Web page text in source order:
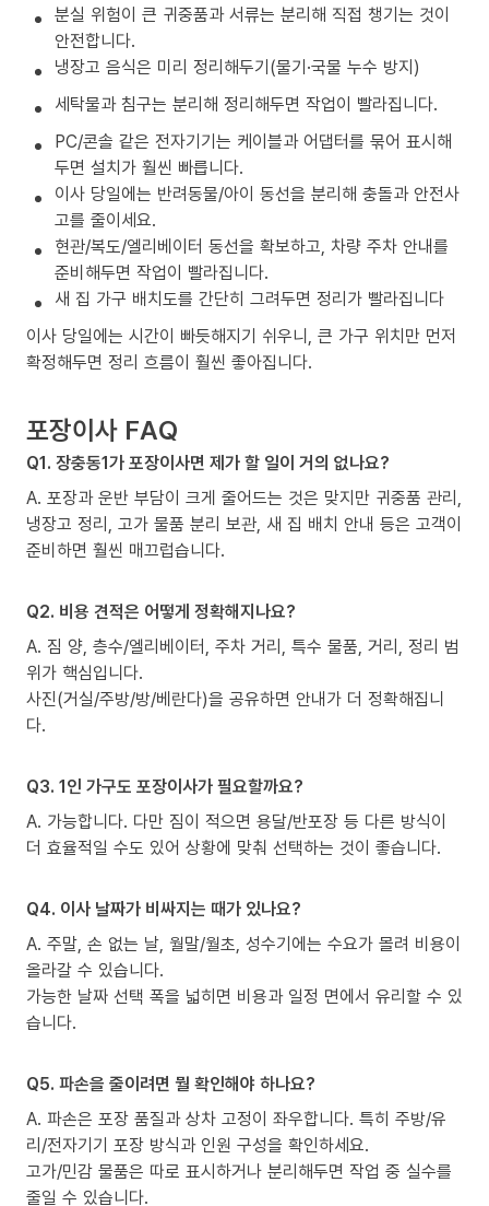
분실 위험이 큰 귀중품과 서류는 분리해 직접 챙기는 것이
안전합니다.
냉장고 음식은 미리 정리해두기(물기·국물 누수 방지)
세탁물과 침구는 분리해 정리해두면 작업이 빨라집니다.
PC/콘솔 같은 전자기기는 케이블과 어댑터를 묶어 표시해
두면 설치가 훨씬 빠릅니다.
이사 당일에는 반려동물/아이 동선을 분리해 충돌과 안전사
고를 줄이세요.
현관/복도/엘리베이터 동선을 확보하고, 차량 주차 안내를
준비해두면 작업이 빨라집니다.
새 집 가구 배치도를 간단히 그려두면 정리가 빨라집니다
이사 당일에는 시간이 빠듯해지기 쉬우니, 큰 가구 위치만 먼저
확정해두면 정리 흐름이 훨씬 좋아집니다.
포장이사 FAQ
Q1. 장충동1가 포장이사면 제가 할 일이 거의 없나요?
A. 포장과 운반 부담이 크게 줄어드는 것은 맞지만 귀중품 관리,
냉장고 정리, 고가 물품 분리 보관, 새 집 배치 안내 등은 고객이
준비하면 훨씬 매끄럽습니다.
Q2. 비용 견적은 어떻게 정확해지나요?
A. 짐 양, 층수/엘리베이터, 주차 거리, 특수 물품, 거리, 정리 범
위가 핵심입니다.
사진(거실/주방/방/베란다)을 공유하면 안내가 더 정확해집니
다.
Q3. 1인 가구도 포장이사가 필요할까요?
A. 가능합니다. 다만 짐이 적으면 용달/반포장 등 다른 방식이
더 효율적일 수도 있어 상황에 맞춰 선택하는 것이 좋습니다.
Q4. 이사 날짜가 비싸지는 때가 있나요?
A. 주말, 손 없는 날, 월말/월초, 성수기에는 수요가 몰려 비용이
올라갈 수 있습니다.
가능한 날짜 선택 폭을 넓히면 비용과 일정 면에서 유리할 수 있
습니다.
Q5. 파손을 줄이려면 뭘 확인해야 하나요?
A. 파손은 포장 품질과 상차 고정이 좌우합니다. 특히 주방/유
리/전자기기 포장 방식과 인원 구성을 확인하세요.
고가/민감 물품은 따로 표시하거나 분리해두면 작업 중 실수를
줄일 수 있습니다.